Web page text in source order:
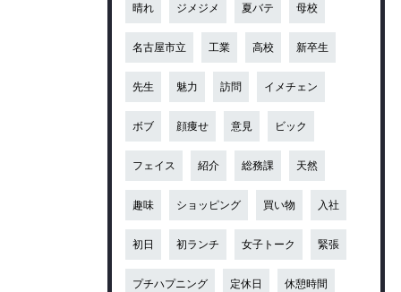
晴れ ジメジメ 夏バテ 母校
名古屋市立 工業 高校 新卒生
先生 魅力 訪問 イメチェン
ボブ 顔痩せ 意見 ビック
フェイス 紹介 総務課 天然
趣味 ショッピング 買い物 入社
初日 初ランチ 女子トーク 緊張
プチハプニング 定休日 休憩時間